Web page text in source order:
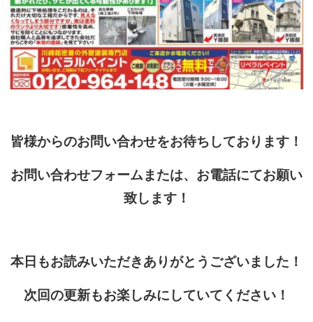
皆様からのお問い合わせをお待ちしております！
お問い合わせフォームまたは、お電話にてお願い
致します！
本日もお読みいただきありがとうございました！
次回の更新もお楽しみにしていてください！